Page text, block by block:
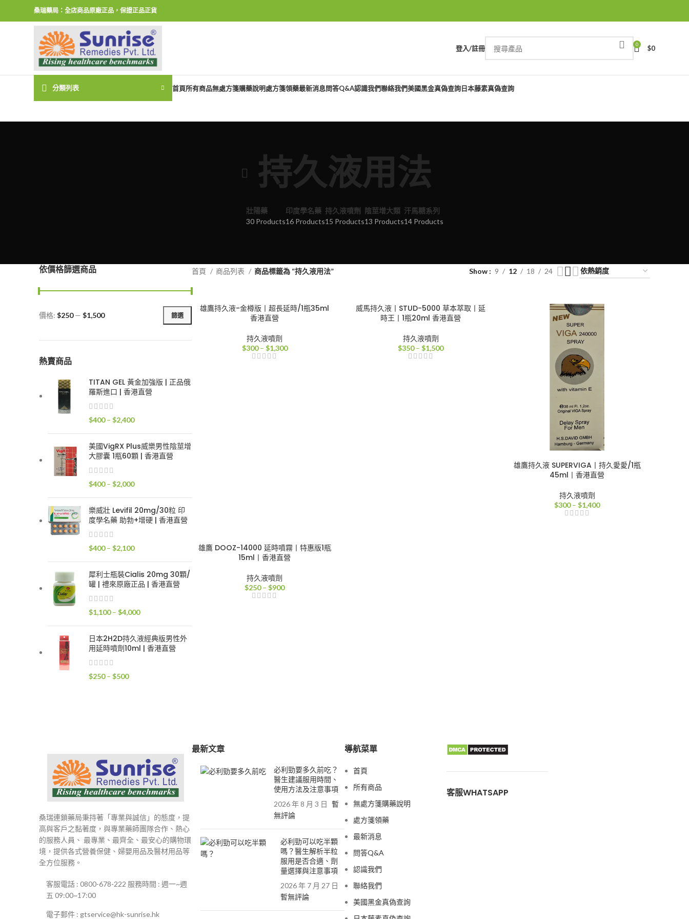
桑瑞藥局：全店商品原廠正品，保證正品正貨
登入/註冊 0 $0
分類列表 首頁所有商品無處方箋購藥說明處方箋領藥最新消息問答Q&A認識我們聯絡我們美國黑金真偽查詢日本藤素真偽查詢
持久液用法
壯陽藥
30 Products
印度學名藥
16 Products
持久液噴劑
15 Products
陰莖增大類
13 Products
汗馬糖系列
14 Products
依價格篩選商品
最
價
最
價
篩選
價格: $250— $1,500
熱賣商品
TITAN GEL 黃金加強版 | 正品俄
羅斯進口 | 香港直營
$400 – $2,400價
圍：
$2,400
美國VigRX Plus威樂男性陰莖增
大膠囊 1瓶60顆 | 香港直營
$400 – $2,000價
範
圍：
$2,000
樂威壯 Levifil 20mg/30粒 印
度學名藥 助勃+增硬 | 香港直營
$400 – $2,100價
範
圍：
$2,100
犀利士瓶裝Cialis 20mg 30顆/
罐 | 禮來原廠正品 | 香港直營
$1,100 – $4,000價
範
圍：
日本2H2D持久液經典版男性外
用延時噴劑10ml | 香港直營
$250 – $500價
首頁 商品列表 商品標籤為 “持久液用法” Show 9 12 18 24
雄鷹持久液-金樽版丨超長延時/1瓶35ml
香港直營
持久液噴劑
$300 – $1,300價
威馬持久液丨STUD-5000 草本萃取丨延
時王丨1瓶20ml 香港直營
持久液噴劑
$350 – $1,500價
雄鷹持久液 SUPERVIGA丨持久愛愛/1瓶
45ml丨香港直營
持久液噴劑
$300 – $1,400價
雄鷹 DOOZ-14000 延時噴霧丨特惠版1瓶
15ml丨香港直營
持久液噴劑
$250 – $900價
桑瑞連鎖藥局秉持著「專業與誠信」的態度，提
高與客戶之黏著度，與專業藥師團隊合作、熱心
的服務人員、 最專業、最齊全、最安心的購物環
境，提供各式營養保健、婦嬰用品及醫材用品等
全方位服務。
客服電話 : 0800-678-222 服務時間 : 週一~週
五 09:00~17:00
電子郵件 : gtservice@hk-sunrise.hk
最新文章
必利勁要多久前吃？
醫生建議服用時間、
使用方法及注意事項
2026 年 8 月 3 日 暫
無評論
必利勁可以吃半顆
嗎？醫生解析半粒
服用是否合適、劑
量選擇與注意事項
2026 年 7 月 27 日
暫無評論
導航菜單
首頁
所有商品
無處方箋購藥說明
處方箋領藥
最新消息
問答Q&A
認識我們
聯絡我們
美國黑金真偽查詢
客服WHATSAPP